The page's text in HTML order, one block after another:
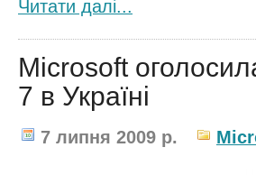
Читати далi...
Microsoft
7 в Україні
7 липня 2009 р.